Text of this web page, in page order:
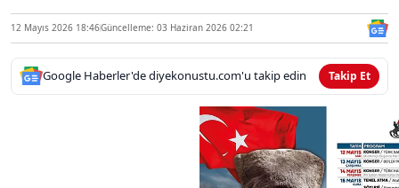
12 Mayıs 2026 18:46Güncelleme: 03 Haziran 2026 02:21
Google Haberler'de diyekonustu.com'u takip edin Takip Et